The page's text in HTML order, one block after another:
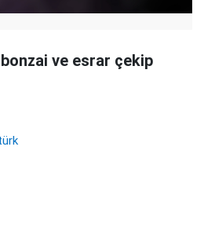
ve esrar çekip